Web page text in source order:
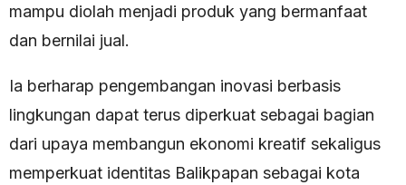
mampu diolah menjadi produk yang bermanfaat
dan bernilai jual.
Ia berharap pengembangan inovasi berbasis
lingkungan dapat terus diperkuat sebagai bagian
dari upaya membangun ekonomi kreatif sekaligus
memperkuat identitas Balikpapan sebagai kota